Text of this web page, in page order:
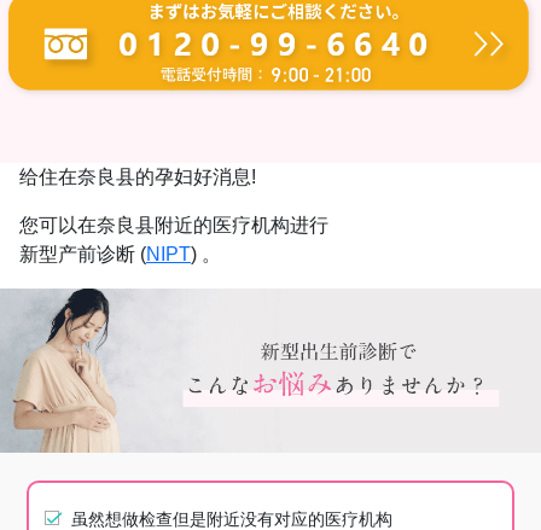
给住在奈良县的孕妇好消息!
您可以在奈良县附近的医疗机构进行
新型产前诊断 (NIPT) 。
虽然想做检查但是附近没有对应的医疗机构